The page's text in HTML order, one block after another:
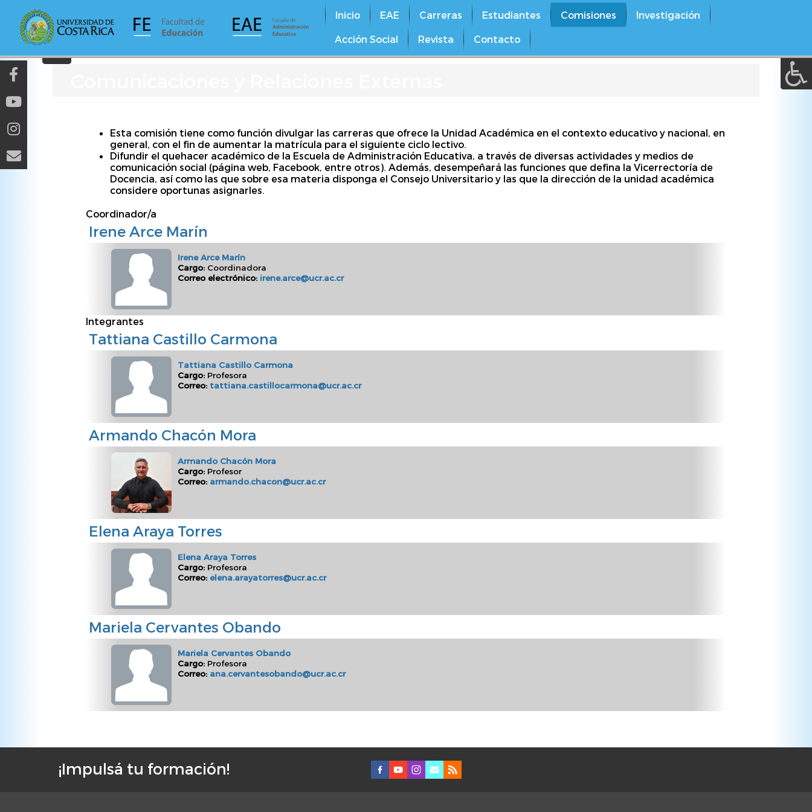
contenido
principal
Inicio EAE Carreras Estudiantes Comisiones Investigación
Acción Social Revista Contacto
A a (+/-) :
Esta comisión tiene como función divulgar las carreras que ofrece la Unidad Académica en el contexto educativo y nacional, en
general, con el fin de aumentar la matrícula para el siguiente ciclo lectivo.
Difundir el quehacer académico de la Escuela de Administración Educativa, a través de diversas actividades y medios de
comunicación social (página web, Facebook, entre otros). Además, desempeñará las funciones que defina la Vicerrectoría de
Docencia, así como las que sobre esa materia disponga el Consejo Universitario y las que la dirección de la unidad académica
considere oportunas asignarles.
Coordinador/a
Irene Arce Marín
Irene Arce Marín
Cargo: Coordinadora
Correo electrónico: irene.arce@ucr.ac.cr
Integrantes
Tattiana Castillo Carmona
Tattiana Castillo Carmona
Cargo: Profesora
Correo: tattiana.castillocarmona@ucr.ac.cr
Armando Chacón Mora
Armando Chacón Mora
Cargo: Profesor
Correo: armando.chacon@ucr.ac.cr
Elena Araya Torres
Elena Araya Torres
Cargo: Profesora
Correo: elena.arayatorres@ucr.ac.cr
Mariela Cervantes Obando
Mariela Cervantes Obando
Cargo:Profesora
Correo: ana.cervantesobando@ucr.ac.cr
F¡Impulsá tu formación!